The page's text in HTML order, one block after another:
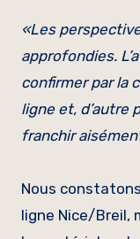
«Les
approfondies.
confirmer par la
ligne et, d’autre
franchir
Nous
ligne Nice/Breil,